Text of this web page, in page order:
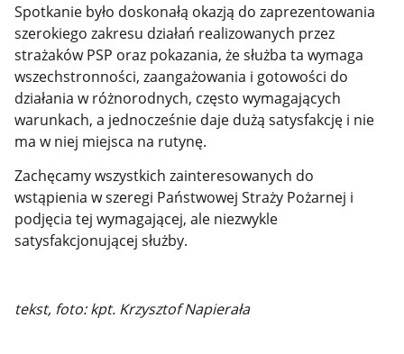
Spotkanie było doskonałą okazją do zaprezentowania
szerokiego zakresu działań realizowanych przez
strażaków PSP oraz pokazania, że służba ta wymaga
wszechstronności, zaangażowania i gotowości do
działania w różnorodnych, często wymagających
warunkach, a jednocześnie daje dużą satysfakcję i nie
ma w niej miejsca na rutynę.
Zachęcamy wszystkich zainteresowanych do
wstąpienia w szeregi Państwowej Straży Pożarnej i
podjęcia tej wymagającej, ale niezwykle
satysfakcjonującej służby.
tekst, foto: kpt. Krzysztof Napierała